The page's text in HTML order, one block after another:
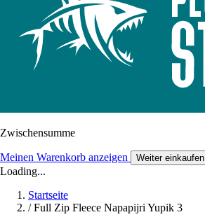
Zwischensumme
Meinen Warenkorb anzeigen Weiter einkaufen
Loading...
Startseite
/ Full Zip Fleece Napapijri Yupik 3